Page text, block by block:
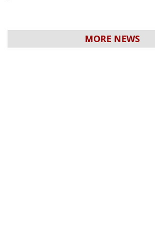
MORE NEWS